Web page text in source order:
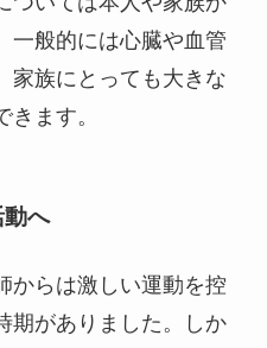
一般的には心臓や血管
家族にとっても大きな
ます。
へ
からは激しい運動を控
期がありました。しか